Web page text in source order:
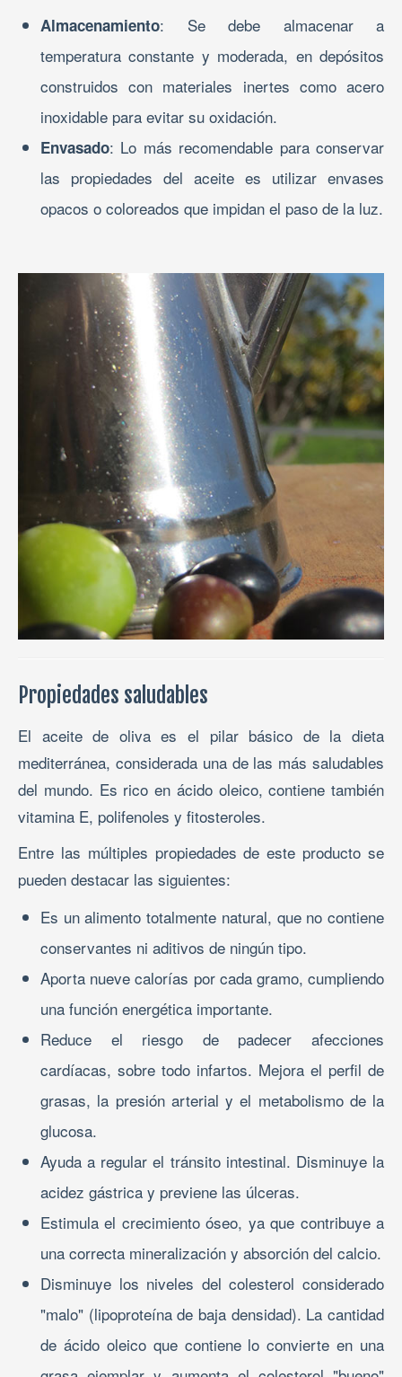
Almacenamiento: Se debe almacenar a
temperatura constante y moderada, en depósitos
construidos con materiales inertes como acero
inoxidable para evitar su oxidación.
Envasado: Lo más recomendable para conservar
las propiedades del aceite es utilizar envases
opacos o coloreados que impidan el paso de la luz.
Propiedades saludables
El aceite de oliva es el pilar básico de la dieta
mediterránea, considerada una de las más saludables
del mundo. Es rico en ácido oleico, contiene también
vitamina E, polifenoles y fitosteroles.
Entre las múltiples propiedades de este producto se
pueden destacar las siguientes:
Es un alimento totalmente natural, que no contiene
conservantes ni aditivos de ningún tipo.
Aporta nueve calorías por cada gramo, cumpliendo
una función energética importante.
Reduce el riesgo de padecer afecciones
cardíacas, sobre todo infartos. Mejora el perfil de
grasas, la presión arterial y el metabolismo de la
glucosa.
Ayuda a regular el tránsito intestinal. Disminuye la
acidez gástrica y previene las úlceras.
Estimula el crecimiento óseo, ya que contribuye a
una correcta mineralización y absorción del calcio.
Disminuye los niveles del colesterol considerado
"malo" (lipoproteína de baja densidad). La cantidad
de ácido oleico que contiene lo convierte en una